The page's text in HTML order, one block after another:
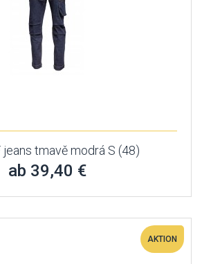
jeans tmavě modrá S (48)
ab 39,40 €
AKTION